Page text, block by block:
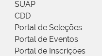
SUAP
CDD
Portal de Seleções
Portal de Eventos
Portal de Inscrições